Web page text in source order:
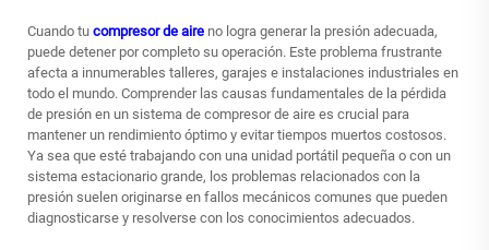
Cuando tu compresor de aire no logra generar la presión adecuada,
puede detener por completo su operación. Este problema frustrante
afecta a innumerables talleres, garajes e instalaciones industriales en
todo el mundo. Comprender las causas fundamentales de la pérdida
de presión en un sistema de compresor de aire es crucial para
mantener un rendimiento óptimo y evitar tiempos muertos costosos.
Ya sea que esté trabajando con una unidad portátil pequeña o con un
sistema estacionario grande, los problemas relacionados con la
presión suelen originarse en fallos mecánicos comunes que pueden
diagnosticarse y resolverse con los conocimientos adecuados.